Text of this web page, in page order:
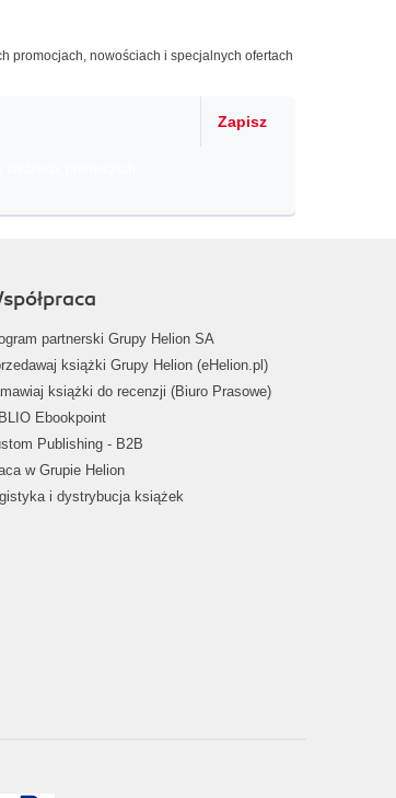
promocjach, nowościach i specjalnych ofertach
Zapisz
partnerski Grupy Helion SA
książki Grupy Helion (eHelion.pl)
książki do recenzji (Biuro Prasowe)
Ebookpoint
Publishing - B2B
w Grupie Helion
i dystrybucja książek